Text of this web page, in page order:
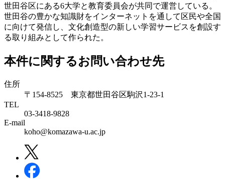
世田谷区にある6大学と教育委員会が共同で運営している。
世田谷の豊かな知識財をインターネットを通して区民や全国
に向けて発信し、文化創造型の新しい学習サービスを創設す
る取り組みとして作られた。
本件に関するお問い合わせ先
住所
〒154-8525 東京都世田谷区駒沢1-23-1
TEL
03-3418-9828
E-mail
koho@komazawa-u.ac.jp